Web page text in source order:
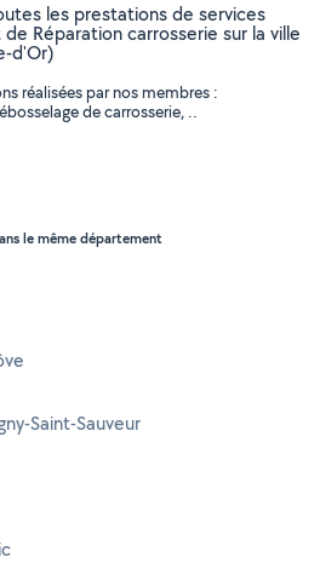
les prestations de services
Réparation carrosserie sur la ville
d'Or)
réalisées par nos membres :
de carrosserie, ..
le même département
Saint-Sauveur